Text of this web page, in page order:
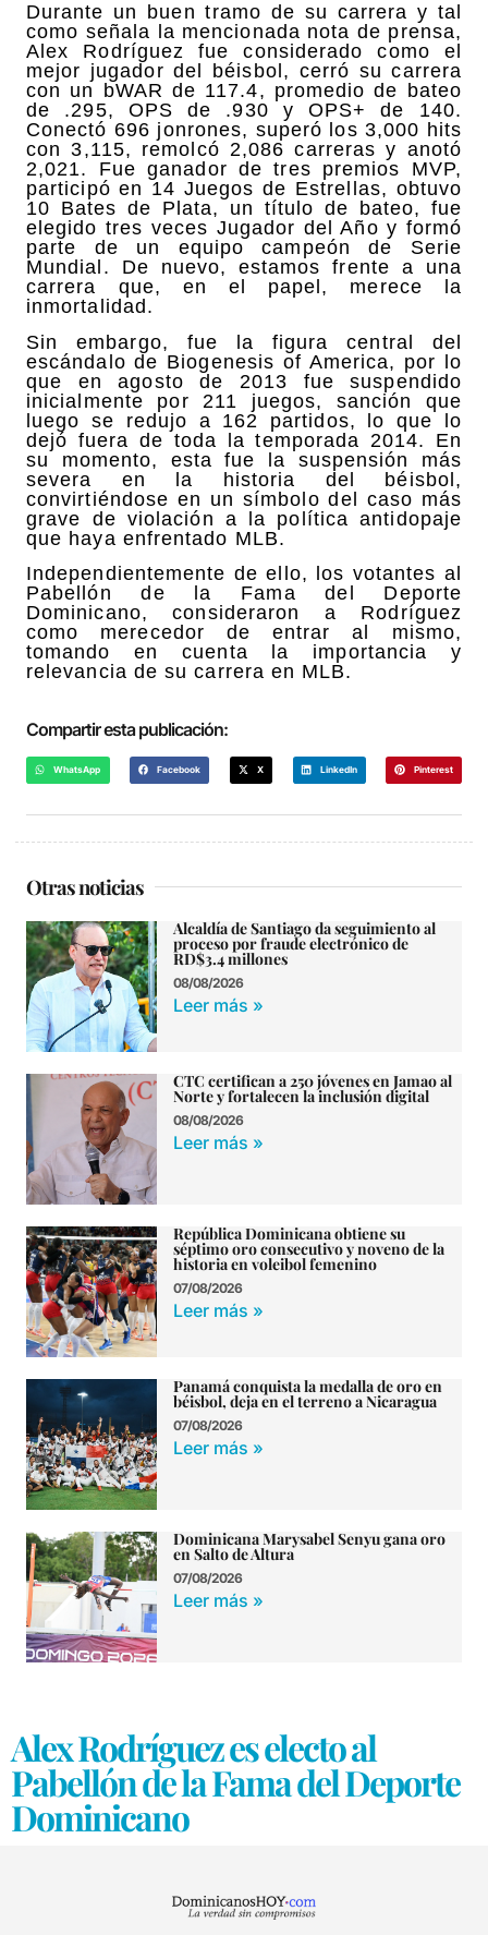
Durante un buen tramo de su carrera y tal
como señala la mencionada nota de prensa,
Alex Rodríguez fue considerado como el
mejor jugador del béisbol, cerró su carrera
con un bWAR de 117.4, promedio de bateo
de .295, OPS de .930 y OPS+ de 140.
Conectó 696 jonrones, superó los 3,000 hits
con 3,115, remolcó 2,086 carreras y anotó
2,021. Fue ganador de tres premios MVP,
participó en 14 Juegos de Estrellas, obtuvo
10 Bates de Plata, un título de bateo, fue
elegido tres veces Jugador del Año y formó
parte de un equipo campeón de Serie
Mundial. De nuevo, estamos frente a una
carrera que, en el papel, merece la
inmortalidad.
Sin embargo, fue la figura central del
escándalo de Biogenesis of America, por lo
que en agosto de 2013 fue suspendido
inicialmente por 211 juegos, sanción que
luego se redujo a 162 partidos, lo que lo
dejó fuera de toda la temporada 2014. En
su momento, esta fue la suspensión más
severa en la historia del béisbol,
convirtiéndose en un símbolo del caso más
grave de violación a la política antidopaje
que haya enfrentado MLB.
Independientemente de ello, los votantes al
Pabellón de la Fama del Deporte
Dominicano, consideraron a Rodríguez
como merecedor de entrar al mismo,
tomando en cuenta la importancia y
relevancia de su carrera en MLB.
Compartir esta publicación:
WhatsApp Facebook X LinkedIn Pinterest
Otras noticias
Alcaldía de Santiago da seguimiento al
proceso por fraude electrónico de
RD$3.4 millones
08/08/2026
Leer más »
CTC certifican a 250 jóvenes en Jamao al
Norte y fortalecen la inclusión digital
08/08/2026
Leer más »
República Dominicana obtiene su
séptimo oro consecutivo y noveno de la
historia en voleibol femenino
07/08/2026
Leer más »
Panamá conquista la medalla de oro en
béisbol, deja en el terreno a Nicaragua
07/08/2026
Leer más »
Dominicana Marysabel Senyu gana oro
en Salto de Altura
07/08/2026
Leer más »
Alex Rodríguez es electo al
Pabellón de la Fama del Deporte
Dominicano